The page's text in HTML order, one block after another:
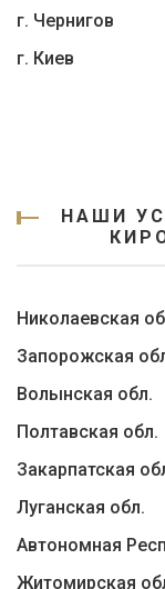
г. Чернигов
г. Киев
НАШИ
Николаевская
Запорожская
Волынская обл.
Полтавская обл.
Закарпатская
Луганская обл.
Автономная
Житомирская